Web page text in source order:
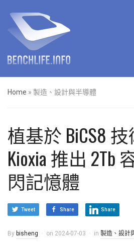
Home » 製造、設計與半導體
植基於 BiCS8
Kioxia 推出 2Tb
閃記憶體
Tweet Share Share
By bisheng on 2024-07-03 in 製造、設計